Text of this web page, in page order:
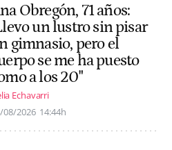
Obregón, 71 años:
un lustro sin pisar
gimnasio, pero el
se me ha puesto
a los 20"
Echavarri
08/2026 14:44h